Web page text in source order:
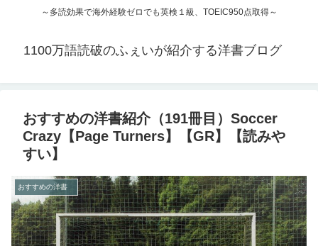
～多読効果で海外経験ゼロでも英検１級、TOEIC950点取得～
1100万語読破のふぇいが紹介する洋書ブログ
おすすめの洋書紹介（191冊目）Soccer
Crazy【Page Turners】【GR】【読みや
すい】
おすすめの洋書